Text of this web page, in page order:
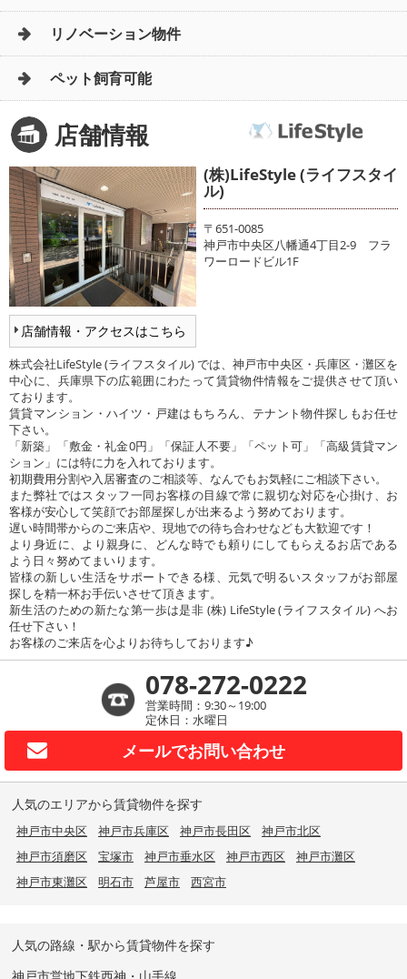
リノベーション物件
ペット飼育可能
店舗情報
店舗情報・アクセスはこちら
(株)LifeStyle (ライフスタイ
ル)
〒651-0085
神戸市中央区八幡通4丁目2-9 フラ
ワーロードビル1F
株式会社LifeStyle (ライフスタイル) では、神戸市中央区・兵庫区・灘区を
中心に、兵庫県下の広範囲にわたって賃貸物件情報をご提供させて頂い
ております。
賃貸マンション・ハイツ・戸建はもちろん、テナント物件探しもお任せ
下さい。
「新築」「敷金・礼金0円」「保証人不要」「ペット可」「高級賃貸マン
ション」には特に力を入れております。
初期費用分割や入居審査のご相談等、なんでもお気軽にご相談下さい。
また弊社ではスタッフ一同お客様の目線で常に親切な対応を心掛け、お
客様が安心して笑顔でお部屋探しが出来るよう努めております。
遅い時間帯からのご来店や、現地での待ち合わせなども大歓迎です！
より身近に、より親身に、どんな時でも頼りにしてもらえるお店である
よう日々努めてまいります。
皆様の新しい生活をサポートできる様、元気で明るいスタッフがお部屋
探しを精一杯お手伝いさせて頂きます。
新生活のための新たな第一歩は是非 (株) LifeStyle (ライフスタイル) へお
任せ下さい！
お客様のご来店を心よりお待ちしております♪
078-272-0222
営業時間：9:30～19:00
定休日：水曜日
メールでお問い合わせ
人気のエリアから賃貸物件を探す
神戸市中央区 神戸市兵庫区 神戸市長田区
神戸市北区
神戸市須磨区
宝塚市 神戸市垂水区 神戸市西区
神戸市灘区
神戸市東灘区
明石市 芦屋市 西宮市
人気の路線・駅から賃貸物件を探す